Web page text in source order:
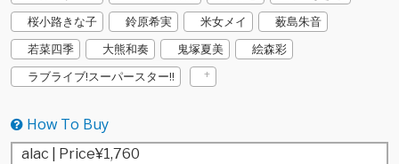
桜小路きな子
鈴原希実 米女メイ
薮島朱音
若菜四季
大熊和奏 鬼塚夏美
絵森彩
ラブライブ!スーパースター!!
How To Buy